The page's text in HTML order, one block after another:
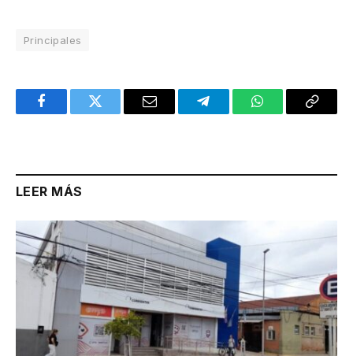
Principales
FacebookTwitter Email TelegramWhatsAppCopy
LEER MÁS